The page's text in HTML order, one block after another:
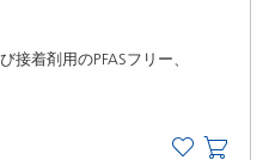
着剤用のPFASフリー、